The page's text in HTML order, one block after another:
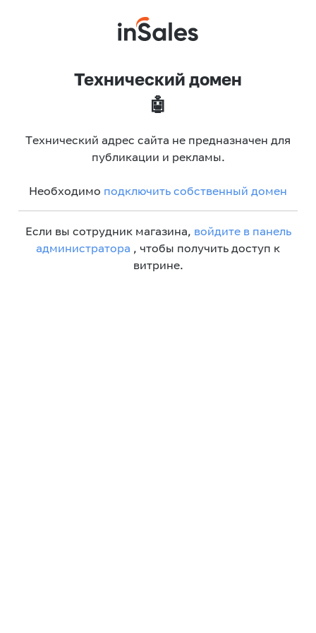
Технический домен
🤖
Технический адрес сайта не предназначен для
публикации и рекламы.
Необходимо подключить собственный домен
Если вы сотрудник магазина, войдите в панель
администратора , чтобы получить доступ к
витрине.